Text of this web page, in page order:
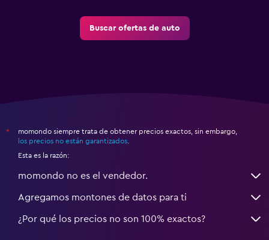
Buscar ofertas de auto
*
momondo siempre trata de obtener precios exactos, sin embargo,
los precios no están garantizados
Esta es la razón:
momondo no es el vendedor.
Agregamos montones de datos para ti
¿Por qué los precios no son 100% exactos?